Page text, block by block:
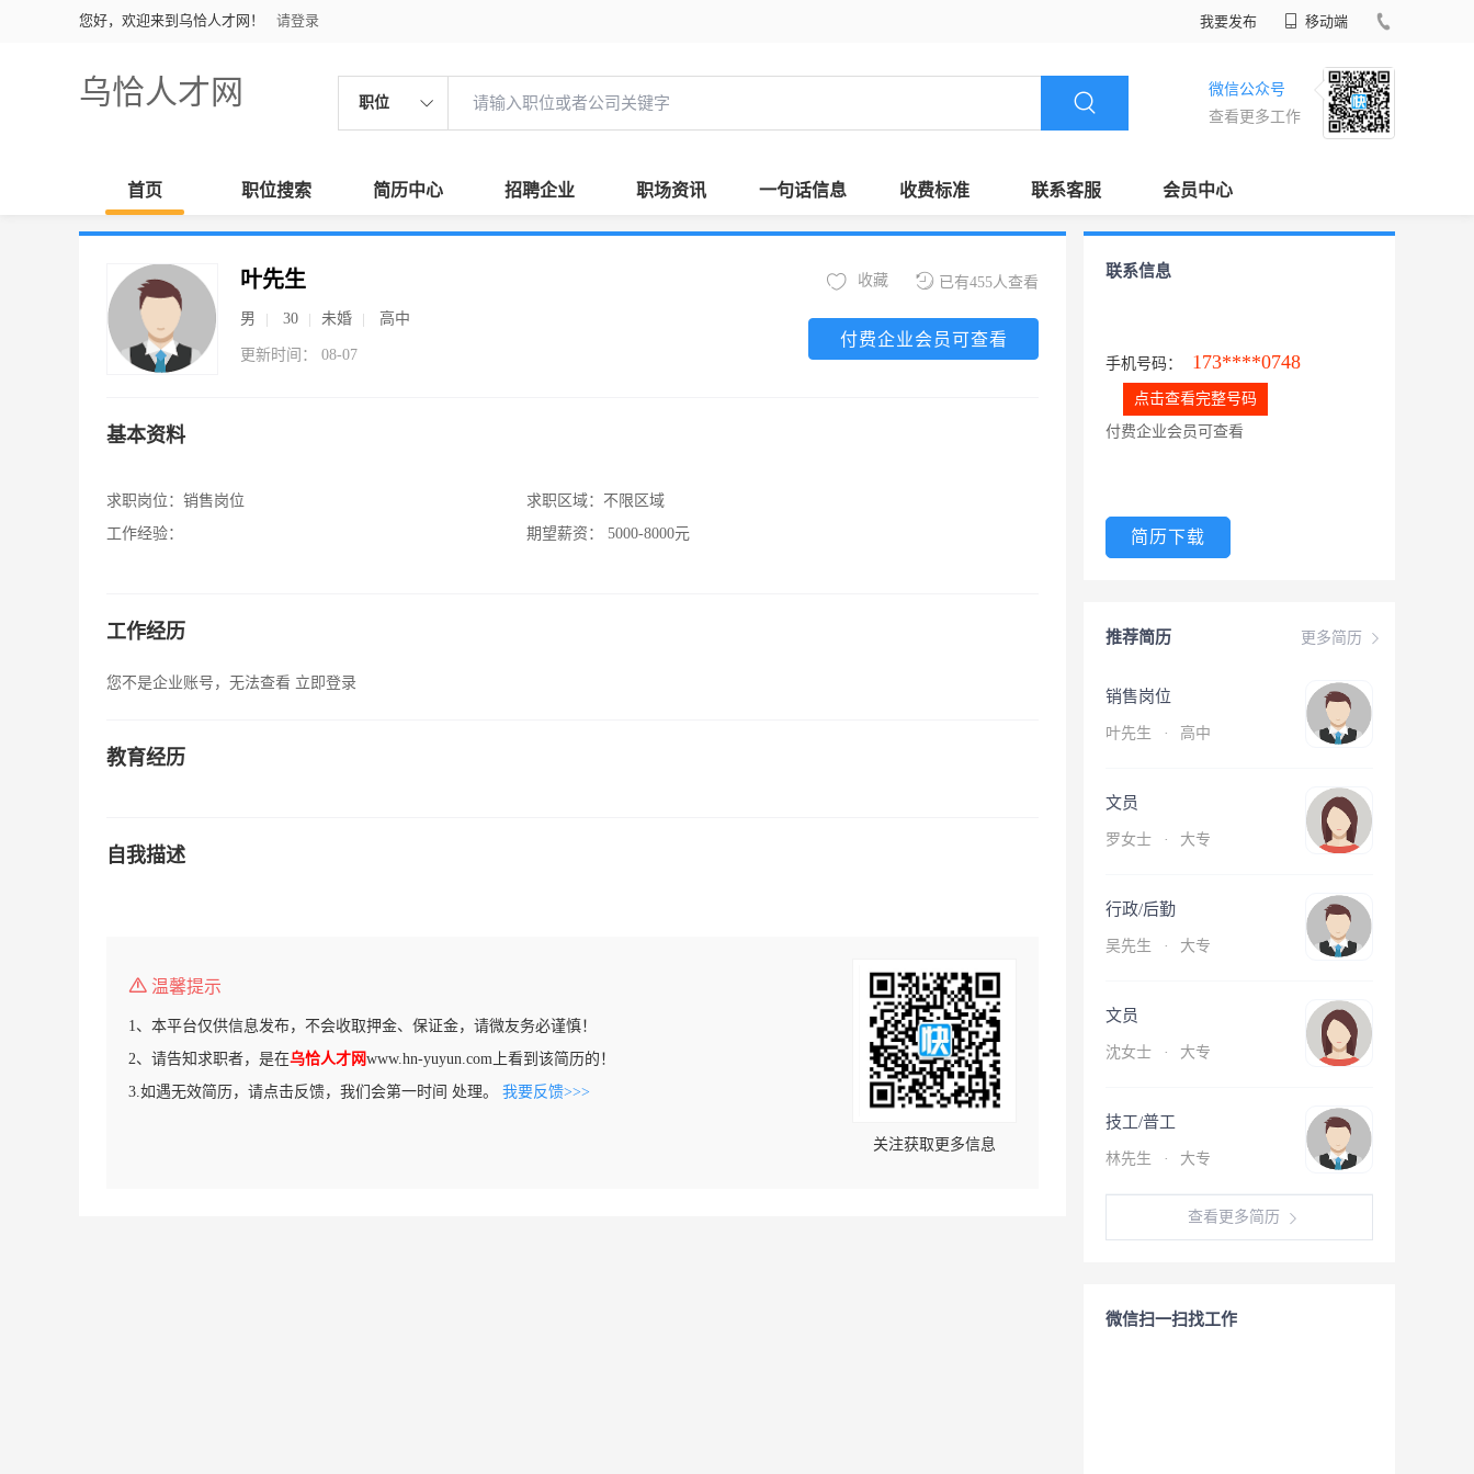
您好，欢迎来到乌恰人才网！ 请登录 我要发布 移动端
乌恰人才网 职位
微信公众号
查看更多工作
首页 职位搜索 简历中心 招聘企业 职场资讯 一句话信息 收费标准 联系客服 会员中心
叶先生
男 30 未婚 高中
更新时间： 08-07
已有455人查看
收藏
付费企业会员可查看
基本资料
求职岗位： 销售岗位
工作经验：
求职区域： 不限区域
期望薪资：
5000-8000元
工作经历
您不是企业账号，无法查看 立即登录
教育经历
自我描述
温馨提示
1、本平台仅供信息发布，不会收取押金、保证金，请微友务必谨慎！
2、请告知求职者，是在乌恰人才网www.hn-yuyun.com上看到该简历的！
3.如遇无效简历，请点击反馈，我们会第一时间 处理。 我要反馈>>>
关注获取更多信息
联系信息
手机号码： 173****0748
点击查看完整号码
付费企业会员可查看
简历下载
更多简历
推荐简历
销售岗位
叶先生 · 高中
文员
罗女士 · 大专
行政/后勤
吴先生 · 大专
文员
沈女士 · 大专
技工/普工
林先生 · 大专
查看更多简历
微信扫一扫找工作